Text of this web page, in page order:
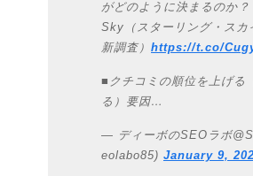
がどのように決まるのか
Sky（スターリング・スカ
新調査） https://t.co/
■クチコミの順位を上げる
る）要因…
— ディーボのSEOラボ
eolabo85) January 9,